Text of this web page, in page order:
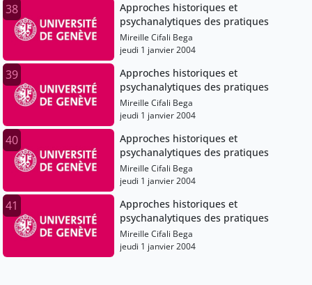
38
Approches historiques et
psychanalytiques des pratiques
Mireille Cifali Bega
jeudi 1 janvier 2004
39
Approches historiques et
psychanalytiques des pratiques
Mireille Cifali Bega
jeudi 1 janvier 2004
40
Approches historiques et
psychanalytiques des pratiques
Mireille Cifali Bega
jeudi 1 janvier 2004
41
Approches historiques et
psychanalytiques des pratiques
Mireille Cifali Bega
jeudi 1 janvier 2004